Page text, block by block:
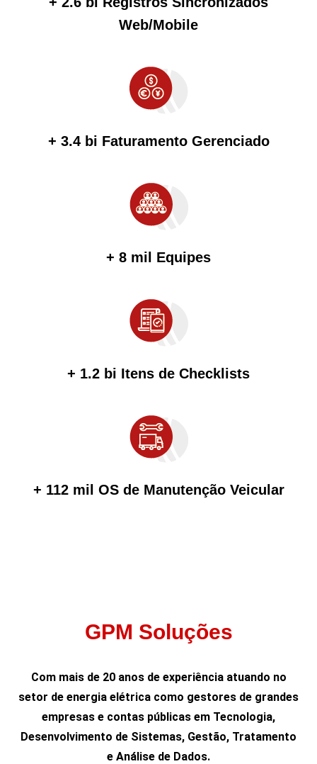
Web/Mobile
+ 3.4 bi Faturamento Gerenciado
+ 8 mil Equipes
+ 1.2 bi Itens de Checklists
+ 112 mil OS de Manutenção Veicular
GPM Soluções
Com mais de 20 anos de experiência atuando no
setor de energia elétrica como gestores de grandes
empresas e contas públicas em Tecnologia,
Desenvolvimento de Sistemas, Gestão, Tratamento
e Análise de Dados.